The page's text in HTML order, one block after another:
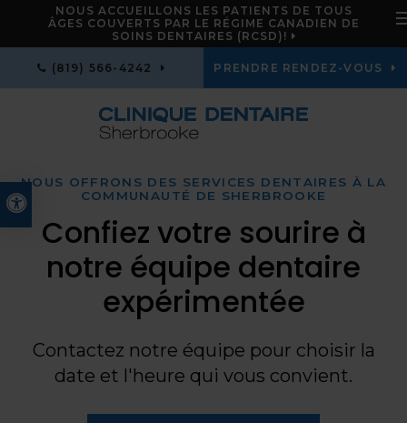
Version accessible
NOUS ACCUEILLONS LES PATIENTS DE TOUS
ÂGES COUVERTS PAR LE RÉGIME CANADIEN DE
SOINS DENTAIRES (RCSD)!
(819) 566-4242 PRENDRE RENDEZ-VOUS
NOUS OFFRONS DES SERVICES DENTAIRES À LA
COMMUNAUTÉ DE SHERBROOKE
Confiez votre sourire à
notre équipe dentaire
expérimentée
Contactez notre équipe pour choisir la
date et l'heure qui vous convient.